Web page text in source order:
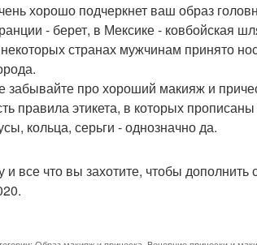
хорошо подчеркнет ваш образ
- берет, в Мексике - ковбойская
странах мужчинам принято
забывайте про хороший макияж и
правила этикета, в которых
кольца, серьги - однозначно да.
и все что вы захотите, чтобы